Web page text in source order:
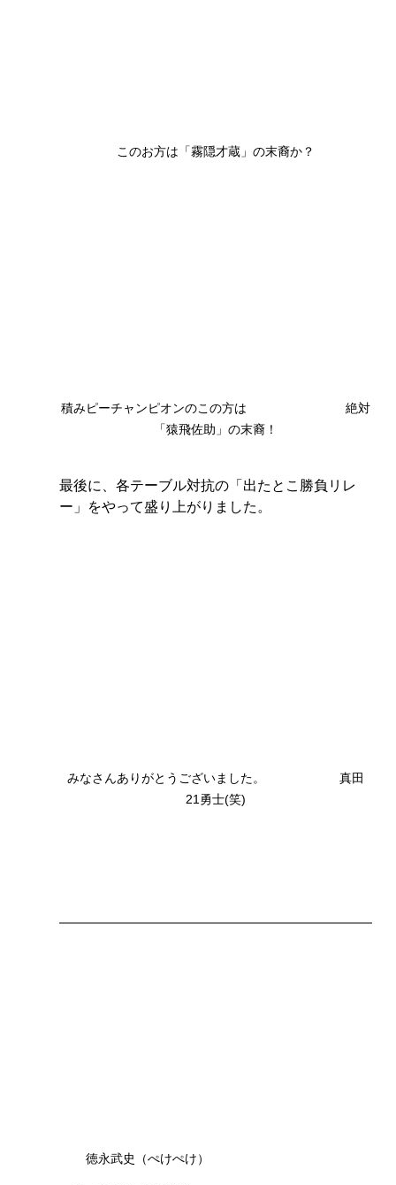
このお方は「霧隠才蔵」の末裔か？
積みピーチャンピオンのこの方は　　　　　　　　絶対
「猿飛佐助」の末裔！
最後に、各テーブル対抗の「出たとこ勝負リレ
ー」をやって盛り上がりました。
みなさんありがとうございました。　　　　　　真田
21勇士(笑)
徳永武史（ぺけぺけ）